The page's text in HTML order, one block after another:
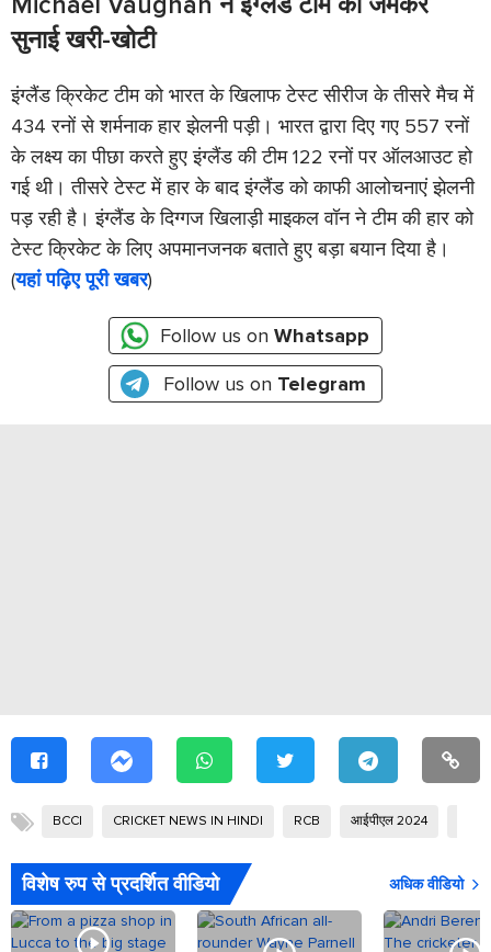
सुनाई खरी-खोटी
इंग्लैंड क्रिकेट टीम को भारत के खिलाफ टेस्ट सीरीज के तीसरे मैच में
434 रनों से शर्मनाक हार झेलनी पड़ी। भारत द्वारा दिए गए 557 रनों
के लक्ष्य का पीछा करते हुए इंग्लैंड की टीम 122 रनों पर ऑलआउट हो
गई थी। तीसरे टेस्ट में हार के बाद इंग्लैंड को काफी आलोचनाएं झेलनी
पड़ रही है। इंग्लैंड के दिग्गज खिलाड़ी माइकल वॉन ने टीम की हार को
टेस्ट क्रिकेट के लिए अपमानजनक बताते हुए बड़ा बयान दिया है।
(यहां पढ़िए पूरी खबर)
Follow us on Whatsapp
Follow us on Telegram
BCCI CRICKET NEWS IN HINDI RCB आईपीएल 2024
विशेष रुप से प्रदर्शित वीडियो अधिक वीडियो